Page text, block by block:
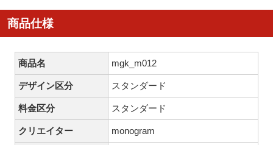
商品仕様
商品名 mgk_m012
デザイン区分 スタンダード
料金区分 スタンダード
クリエイター monogram